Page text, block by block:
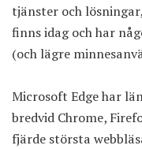
tjänster och
finns idag och har
(och lägre
Microsoft Edge har
bredvid Chrome,
fjärde största